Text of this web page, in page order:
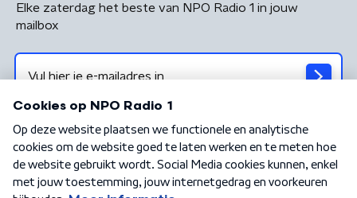
Elke zaterdag het beste van NPO Radio 1 in jouw
mailbox
Algemene voorwaarden